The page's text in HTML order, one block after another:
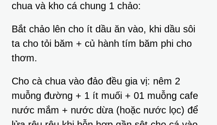
chua và kho cá chung 1 chảo:
Bắt chảo lên cho ít dầu ăn vào, khi dầu sôi
ta cho tỏi băm + củ hành tím băm phi cho
thơm.
Cho cà chua vào đảo đều gia vị: nêm 2
muỗng đường + 1 ít muối + 01 muỗng cafe
nước mắm + nước dừa (hoặc nước lọc) để